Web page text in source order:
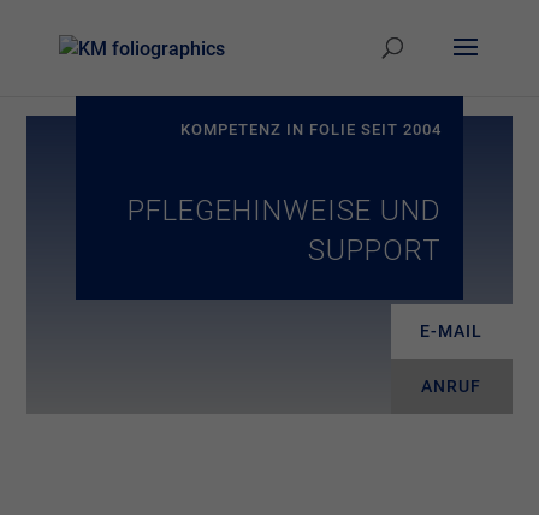
KOMPETENZ IN FOLIE SEIT 2004
PFLEGEHINWEISE UND
SUPPORT
E-MAIL
ANRUF